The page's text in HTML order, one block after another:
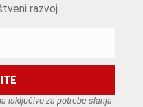
razvoj.
isključivo za potrebe slanja